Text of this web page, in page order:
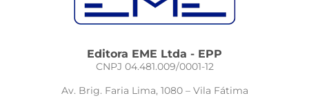
Editora EME Ltda - EPP
CNPJ 04.481.009/0001-12
Av. Brig. Faria Lima, 1080 – Vila Fátima